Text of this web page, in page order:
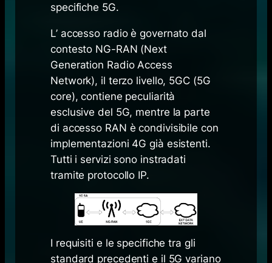
specifiche 5G.
L’ accesso radio è governato dal
contesto NG-RAN (Next
Generation Radio Access
Network), il terzo livello, 5GC (5G
core), contiene peculiarità
esclusive del 5G, mentre la parte
di accesso RAN è condivisibile con
implementazioni 4G già esistenti.
Tutti i servizi sono instradati
tramite protocollo IP.
I requisiti e le specifiche tra gli
standard precedenti e il 5G variano